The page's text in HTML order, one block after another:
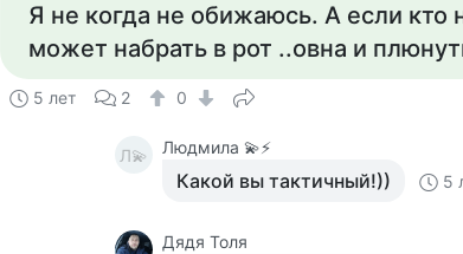
Я не когда не обижаюсь. А если кто
может набрать в рот ..овна и
5 лет 2 0
Л💫 Людмила 💫⚡
Какой вы тактичный!)) 5
Дядя Толя